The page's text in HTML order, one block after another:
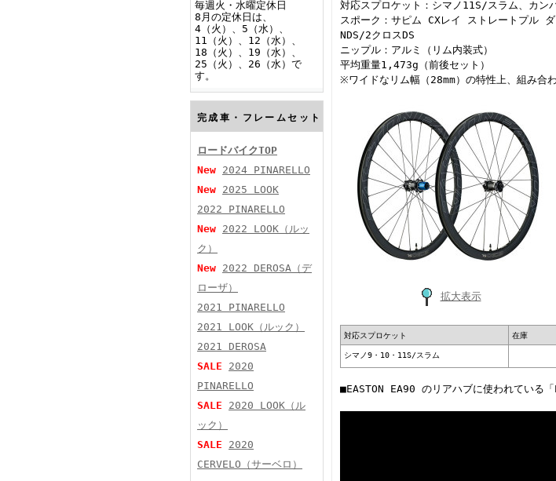
毎週火・水曜定休日
8月の定休日は、
4（火）、5（水）、
11（火）、12（水）、
18（火）、19（水）、
25（火）、26（水）で
す。
完成車・フレームセット
ロードバイクTOP
New 2024 PINARELLO
New 2025 LOOK
2022 PINARELLO
New 2022 LOOK（ルッ
ク）
New 2022 DEROSA（デ
ローザ）
2021 PINARELLO
2021 LOOK（ルック）
2021 DEROSA
SALE
2020
PINARELLO
SALE
2020 LOOK（ル
ック）
SALE
2020
CERVELO（サーベロ）
対応スプロケット：シマノ11S/スラム、カン
スポーク：サピム CXレイ ストレートプル
NDS/2クロスDS
ニップル：アルミ（リム内装式）
平均重量1,473g（前後セット）
※ワイドなリム幅（28mm）の特性上、組み合
拡大表示
対応スプロケット 在庫
シマノ9・10・11S/スラム
■EASTON EA90 のリアハブに使われている「